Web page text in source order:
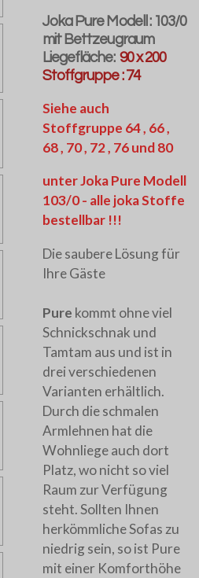
Joka Pure Modell : 103/0
mit Bettzeugraum
Liegefläche: 90 x 200
Stoffgruppe : 74
Siehe auch
Stoffgruppe 64 , 66 ,
68 , 70 , 72 , 76 und 80
unter Joka Pure Modell
103/0 - alle joka Stoffe
bestellbar !!!
Die saubere Lösung für
Ihre Gäste
Pure kommt ohne viel
Schnickschnak und
Tamtam aus und ist in
drei verschiedenen
Varianten erhältlich.
Durch die schmalen
Armlehnen hat die
Wohnliege auch dort
Platz, wo nicht so viel
Raum zur Verfügung
steht. Sollten Ihnen
herkömmliche Sofas zu
niedrig sein, so ist Pure
mit einer Komforthöhe